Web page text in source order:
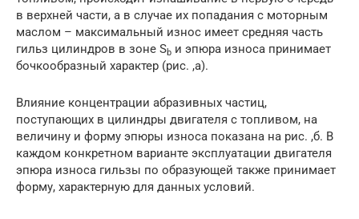
в верхней части, а в случае их попадания с моторным
маслом – максимальный износ имеет средняя часть
гильз цилиндров в зоне Sb и эпюра износа принимает
бочкообразный характер (рис. ,а).
Влияние концентрации абразивных частиц,
поступающих в цилиндры двигателя с топливом, на
величину и форму эпюры износа показана на рис. ,б. В
каждом конкретном варианте эксплуатации двигателя
эпюра износа гильзы по образующей также принимает
форму, характерную для данных условий.